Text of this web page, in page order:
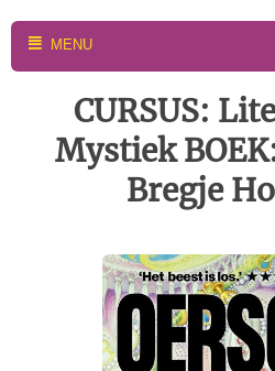
MENU
CURSUS:
Mystiek
Bregje